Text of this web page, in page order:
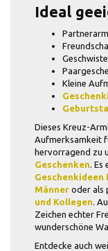
Ideal
Kleine
Dieses Kreuz-
Aufmerksamkeit
hervorragend zu
Geschenken. Es
Geschenkideen
Männer oder als
und Kollegen.
Zeichen echter
wunderschöne
Entdecke auch